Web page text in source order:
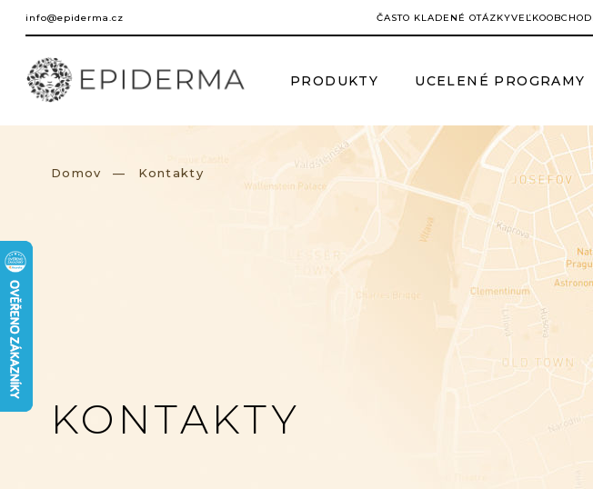
obsah
info@epiderma.cz ČASTO KLADENÉ OTÁZKY
PRODUKTY UCELENÉ PROGRAMY
Domov Kontakty
KONTAKTY